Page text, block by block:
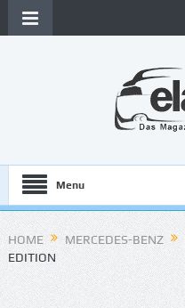
Menu
HOME MERCEDES-BENZ
EDITION